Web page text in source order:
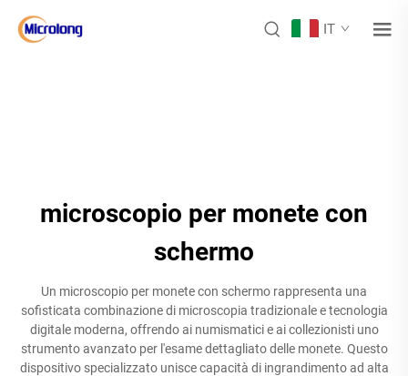
IT
microscopio per monete con
schermo
Un microscopio per monete con schermo rappresenta una
sofisticata combinazione di microscopia tradizionale e tecnologia
digitale moderna, offrendo ai numismatici e ai collezionisti uno
strumento avanzato per l'esame dettagliato delle monete. Questo
dispositivo specializzato unisce capacità di ingrandimento ad alta